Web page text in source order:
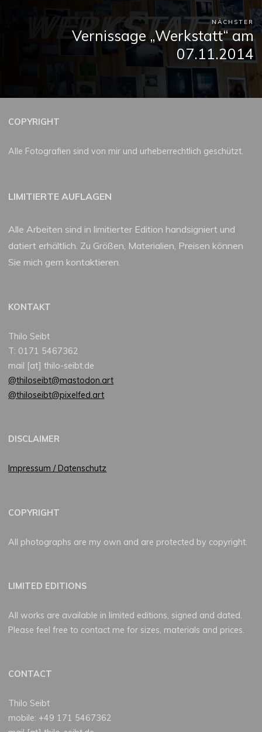
NÄCHSTER
Vernissage „Werkstatt“ am
07.11.2014
COPYRIGHT
Alle Fotografien sind von mir und urheberrechtlich geschützt.
LIMITIERTE AUFLAGEN
Alle Arbeiten sind in limitierter Edition handsigniert und
datiert erhältlich. Zu Größen, Materialien, Preisen können
Sie mich gern kontaktieren.
KONTAKT
Thilo Seibt
T: 0171 5467362
mail [at] thilo-seibt.de
@thiloseibt@mastodon.art
@thiloseibt@pixelfed.art
DISCLAIMER
Impressum / Datenschutz
COPYRIGHT
All photographs are my own and are protected by copyright.
LIMITED EDITIONS
All works are available in limited editions, signed and dated.
Please feel free to contact me for sizes, materials and prices.
CONTACT
Thilo Seibt
mobile: +49 171 5467362